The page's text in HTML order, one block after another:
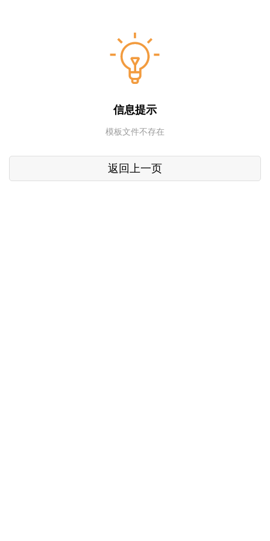
信息提示
模板文件不存在
返回上一页